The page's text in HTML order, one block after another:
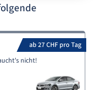
ab 27 CHF pro Tag
nicht!